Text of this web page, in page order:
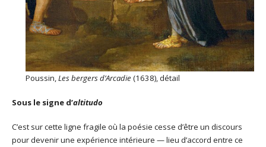
Poussin,Les bergers d’Arcadie(1638), détail
Sous le signe d’altitudo
C’est sur cette ligne fragile où la poésie cesse d’être un discours
pour devenir une expérience intérieure — lieu d’accord entre ce